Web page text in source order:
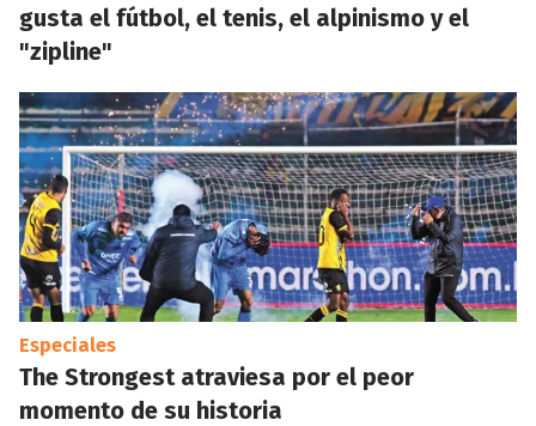
gusta el fútbol, el tenis, el alpinismo y el
"zipline"
Especiales
The Strongest atraviesa por el peor
momento de su historia